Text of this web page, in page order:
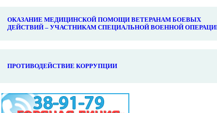
ОКАЗАНИЕ МЕДИЦИНСКОЙ ПОМОЩИ ВЕТЕРАНАМ БОЕВЫХ
ДЕЙСТВИЙ – УЧАСТНИКАМ СПЕЦИАЛЬНОЙ ВОЕННОЙ
ПРОТИВОДЕЙСТВИЕ КОРРУПЦИИ